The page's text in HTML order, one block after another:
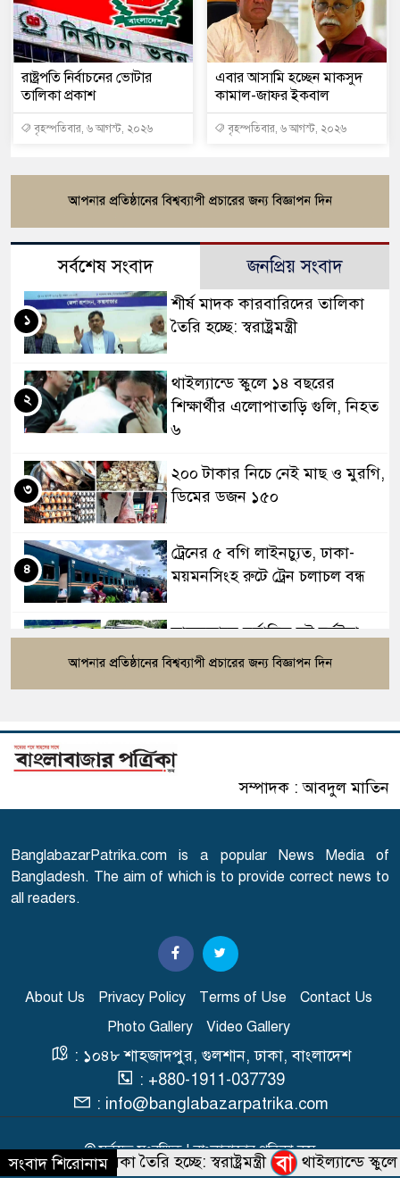
রাষ্ট্রপতি নির্বাচনের ভোটার
তালিকা প্রকাশ
বৃহস্পতিবার, ৬ আগস্ট, ২০২৬
এবার আসামি হচ্ছেন মাকসুদ
কামাল-জাফর ইকবাল
বৃহস্পতিবার, ৬ আগস্ট, ২০২৬
সর্বশেষ সংবাদ জনপ্রিয় সংবাদ
শীর্ষ মাদক কারবারিদের তালিকা
তৈরি হচ্ছে: স্বরাষ্ট্রমন্ত্রী
১
থাইল্যান্ডে স্কুলে ১৪ বছরের
শিক্ষার্থীর এলোপাতাড়ি গুলি, নিহত
৬
২
২০০ টাকার নিচে নেই মাছ ও মুরগি,
ডিমের ডজন ১৫০
৩
ট্রেনের ৫ বগি লাইনচ্যুত, ঢাকা-
ময়মনসিংহ রুটে ট্রেন চলাচল বন্ধ
৪
সাতসকালে মর্মান্তিক দুই দুর্ঘটনা,
ঝরে গেল ১৫ প্রাণ
জেসিন
৬
রাষ্ট্রপতি নির্বাচনের ভোটার তালিকা
প্রকাশ
৭
এবার আসামি হচ্ছেন মাকসুদ
৮
তনু হত্যা মামলায় সাবেক
সেনাসদস্য হাফিজুরকে
আত্মসমর্পণের নির্দেশ
র‍্যাব বিলুপ্ত করে আনা হচ্ছে নতুন
বাহিনী, খসড়া আইন প্রকাশ
সম্পাদক : আবদুল মাতিন
BanglabazarPatrika.com is a popular News Media of
Bangladesh. The aim of which is to provide correct news to
all readers.
About Us Privacy Policy Terms of Use
Contact Us
Photo Gallery
Video Gallery
: ১০৪৮ শাহজাদপুর, গুলশান, ঢাকা, বাংলাদেশ
: +880-1911-037739
: info@banglabazarpatrika.com
© সর্বস্বত্ব সংরক্ষিত | বাংলাবাজার পত্রিকা.কম
Developed & Maintained BYMacrosys
সংবাদ শিরোনাম
তালিকা তৈরি হচ্ছে: স্বরাষ্ট্রমন্ত্রী থাইল্যান্ডে স্কুলে